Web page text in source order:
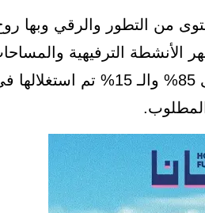
التطور والرقي وبها روح
الأنشطة الترفيهية
المساحة الإجمالية للمشروع تصل
المطلوب.